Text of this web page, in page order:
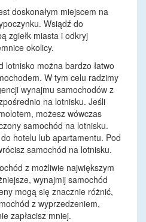
doskonałym miejscem na
Wsiądź do
zgiełk miasta i odkryj
okolicy.
lotnisko można bardzo łatwo
W tym celu radzimy
wynajmu samochodów z
na lotnisku. Jeśli
możesz wówczas
samochód na lotnisku.
hotelu lub apartamentu. Pod
samochód na lotnisku.
z możliwie największym
wynajmij samochód
mogą się znacznie różnić,
z wyprzedzeniem,
zapłacisz mniej.